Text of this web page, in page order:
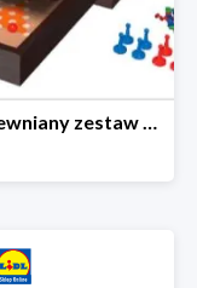
PLAYTIVE® Drewniany zestaw gier 10 w 1